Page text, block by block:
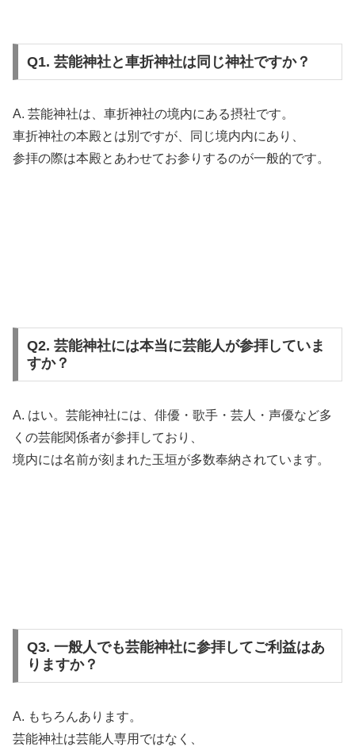
Q1. 芸能神社と車折神社は同じ神社ですか？
A. 芸能神社は、車折神社の境内にある摂社です。
車折神社の本殿とは別ですが、同じ境内内にあり、
参拝の際は本殿とあわせてお参りするのが一般的です。
Q2. 芸能神社には本当に芸能人が参拝していま
すか？
A. はい。芸能神社には、俳優・歌手・芸人・声優など多
くの芸能関係者が参拝しており、
境内には名前が刻まれた玉垣が多数奉納されています。
Q3. 一般人でも芸能神社に参拝してご利益はあ
りますか？
A. もちろんあります。
芸能神社は芸能人専用ではなく、